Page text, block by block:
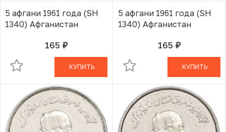
5 афгани 1961 года (SH
1340) Афганистан
165 руб.В КОРЗИНЕ
КУПИТЬ
5 афгани 1961 года (SH
1340) Афганистан
165 руб.В КОРЗИНЕ
КУПИТЬ